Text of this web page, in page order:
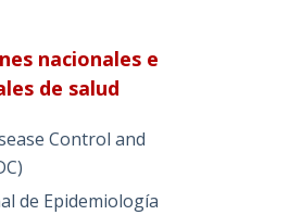
nacionales e
de salud
Control and
de Epidemiología